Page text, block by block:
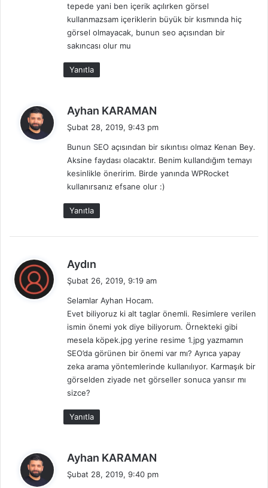
tepede yani ben içerik açılırken görsel
kullanmazsam içeriklerin büyük bir kısmında hiç
görsel olmayacak, bunun seo açısından bir
sakıncası olur mu
Yanıtla
Ayhan KARAMAN
i
k
i
Şubat 28, 2019, 9:43 pm
Bunun SEO açısından bir sıkıntısı olmaz Kenan Bey.
Aksine faydası olacaktır. Benim kullandığım temayı
kesinlikle öneririm. Birde yanında WPRocket
kullanırsanız efsane olur :)
Yanıtla
Aydın
i
k
i
:
Şubat 26, 2019, 9:19 am
Selamlar Ayhan Hocam.
Evet biliyoruz ki alt taglar önemli. Resimlere verilen
ismin önemi yok diye biliyorum. Örnekteki gibi
mesela köpek.jpg yerine resime 1.jpg yazmamın
SEO’da görünen bir önemi var mı? Ayrıca yapay
zeka arama yöntemlerinde kullanılıyor. Karmaşık bir
görselden ziyade net görseller sonuca yansır mı
sizce?
Yanıtla
Ayhan KARAMAN
Şubat 28, 2019, 9:40 pm